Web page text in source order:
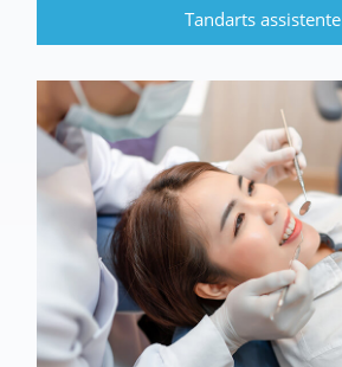
Tandarts assistente